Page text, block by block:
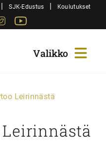
| SJK-Edustus | Koulutukset
Twitter
Leirinnästä